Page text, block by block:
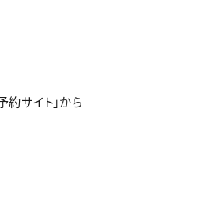
約サイト」から